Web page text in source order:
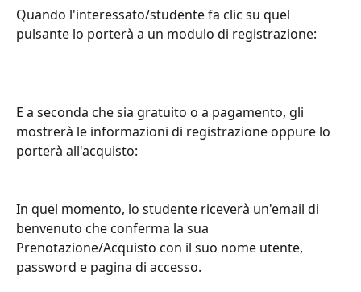
Quando l'interessato/studente fa clic su quel
pulsante lo porterà a un modulo di registrazione:
E a seconda che sia gratuito o a pagamento, gli
mostrerà le informazioni di registrazione oppure lo
porterà all'acquisto:
In quel momento, lo studente riceverà un'email di
benvenuto che conferma la sua
Prenotazione/Acquisto con il suo nome utente,
password e pagina di accesso.